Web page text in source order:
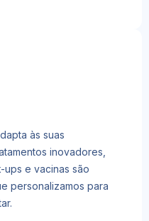
às suas
inovadores,
ups e vacinas são
personalizamos para